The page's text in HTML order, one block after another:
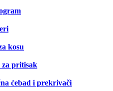
kosu
pritisak
ćebad i prekrivači